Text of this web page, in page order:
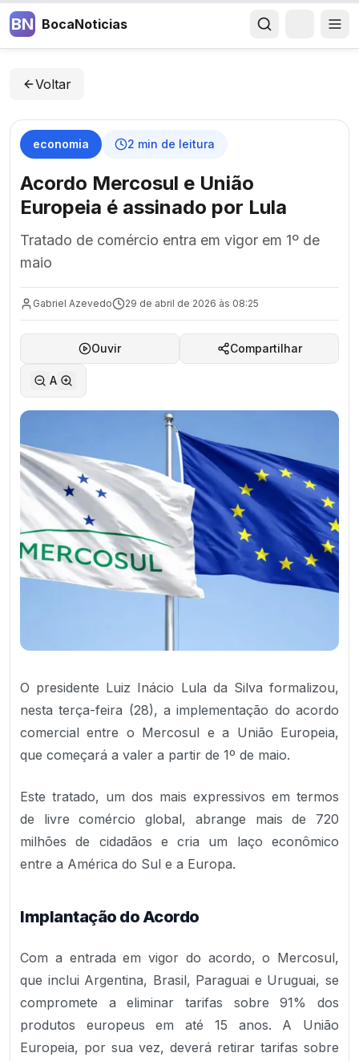
BN BocaNoticias
Voltar
economia 2 min de leitura
Acordo Mercosul e União
Europeia é assinado por Lula
Tratado de comércio entra em vigor em 1º de
maio
Gabriel Azevedo 29 de abril de 2026 às 08:25
Ouvir Compartilhar
A
O presidente Luiz Inácio Lula da Silva formalizou,
nesta terça-feira (28), a implementação do acordo
comercial entre o Mercosul e a União Europeia,
que começará a valer a partir de 1º de maio.
Este tratado, um dos mais expressivos em termos
de livre comércio global, abrange mais de 720
milhões de cidadãos e cria um laço econômico
entre a América do Sul e a Europa.
Implantação do Acordo
Com a entrada em vigor do acordo, o Mercosul,
que inclui Argentina, Brasil, Paraguai e Uruguai, se
compromete a eliminar tarifas sobre 91% dos
produtos europeus em até 15 anos. A União
Europeia, por sua vez, deverá retirar tarifas sobre